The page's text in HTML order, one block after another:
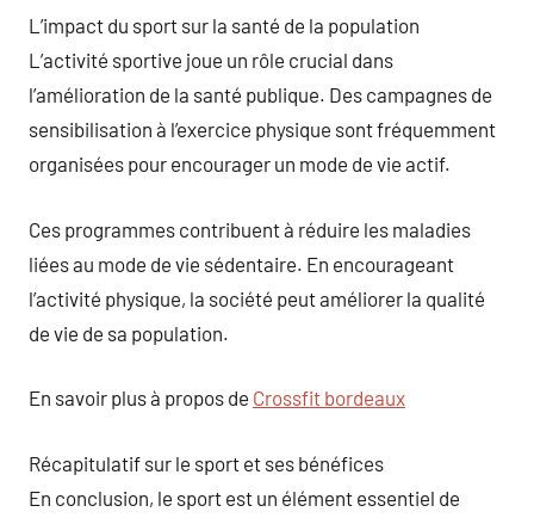
L’impact du sport sur la santé de la population
L’activité sportive joue un rôle crucial dans
l’amélioration de la santé publique. Des campagnes de
sensibilisation à l’exercice physique sont fréquemment
organisées pour encourager un mode de vie actif.
Ces programmes contribuent à réduire les maladies
liées au mode de vie sédentaire. En encourageant
l’activité physique, la société peut améliorer la qualité
de vie de sa population.
En savoir plus à propos de Crossfit bordeaux
Récapitulatif sur le sport et ses bénéfices
En conclusion, le sport est un élément essentiel de